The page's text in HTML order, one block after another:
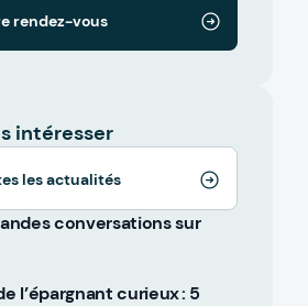
rendez-vous
intéresser
les actualités
conversations sur
l’épargnant curieux : 5